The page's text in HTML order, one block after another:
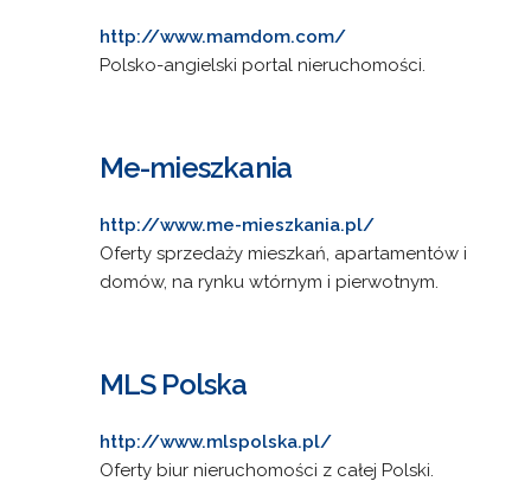
http://www.mamdom.com/
Polsko-angielski portal nieruchomości.
Me-mieszkania
http://www.me-mieszkania.pl/
Oferty sprzedaży mieszkań, apartamentów i
domów, na rynku wtórnym i pierwotnym.
MLS Polska
http://www.mlspolska.pl/
Oferty biur nieruchomości z całej Polski.